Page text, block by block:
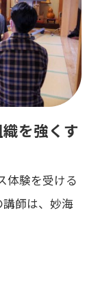
を強くす
体験を受ける
師は、妙海